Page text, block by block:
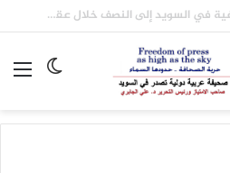
الوضع